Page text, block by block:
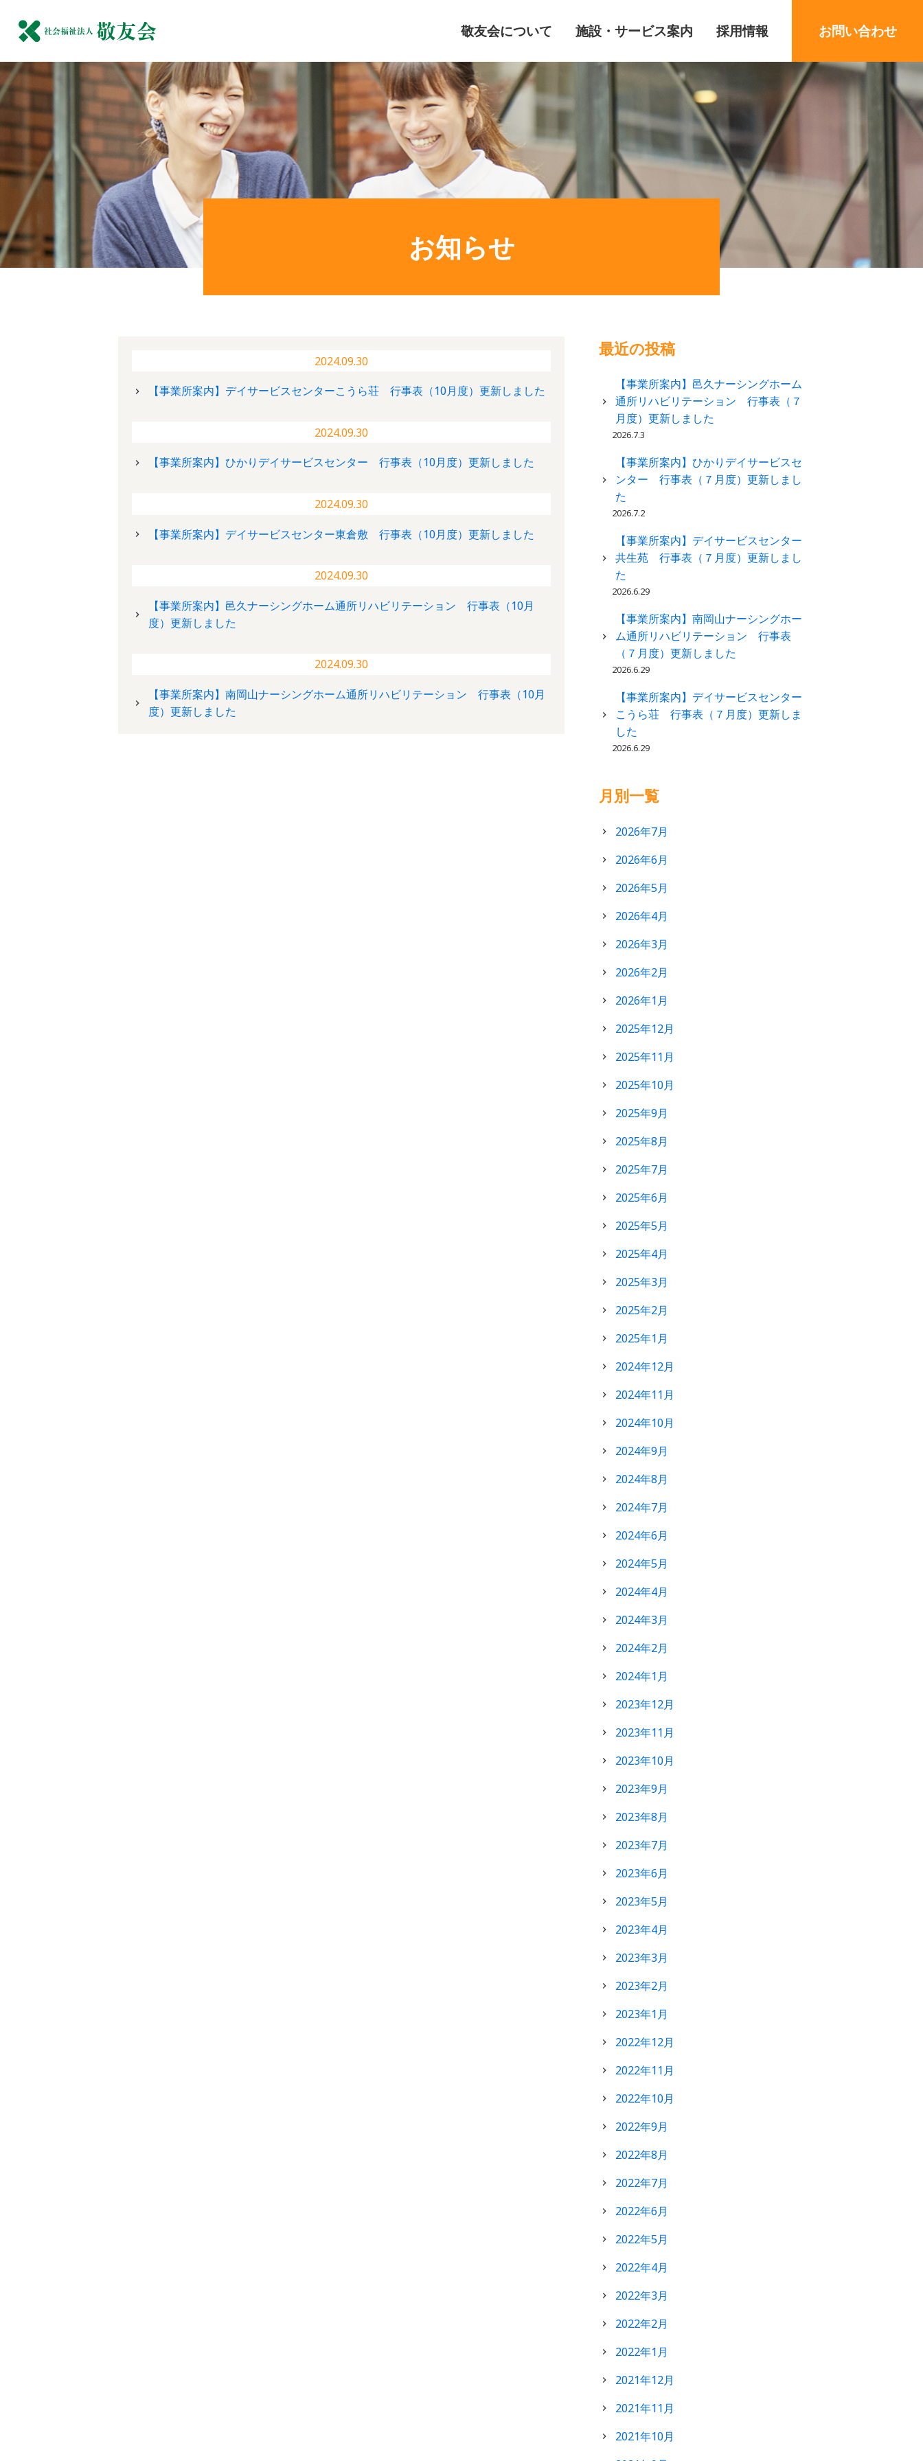
敬友会について 施設・サービス案内 採用情報 お問い合わせ
お知らせ
2024.09.30
【事業所案内】デイサービスセンターこうら荘 行事表（10月度）更新しました
2024.09.30
【事業所案内】ひかりデイサービスセンター 行事表（10月度）更新しました
2024.09.30
【事業所案内】デイサービスセンター東倉敷 行事表（10月度）更新しました
2024.09.30
【事業所案内】邑久ナーシングホーム通所リハビリテーション 行事表（10月
度）更新しました
2024.09.30
【事業所案内】南岡山ナーシングホーム通所リハビリテーション 行事表（10月
度）更新しました
最近の投稿
【事業所案内】邑久ナーシングホーム
通所リハビリテーション 行事表（７
月度）更新しました
2026.7.3
【事業所案内】ひかりデイサービスセ
ンター 行事表（７月度）更新しまし
た
2026.7.2
【事業所案内】デイサービスセンター
共生苑 行事表（７月度）更新しまし
た
2026.6.29
【事業所案内】南岡山ナーシングホー
ム通所リハビリテーション 行事表
（７月度）更新しました
2026.6.29
【事業所案内】デイサービスセンター
こうら荘 行事表（７月度）更新しま
した
2026.6.29
月別一覧
2026年7月
2026年6月
2026年5月
2026年4月
2026年3月
2026年2月
2026年1月
2025年12月
2025年11月
2025年10月
2025年9月
2025年8月
2025年7月
2025年6月
2025年5月
2025年4月
2025年3月
2025年2月
2025年1月
2024年12月
2024年11月
2024年10月
2024年9月
2024年8月
2024年7月
2024年6月
2024年5月
2024年4月
2024年3月
2024年2月
2024年1月
2023年12月
2023年11月
2023年10月
2023年9月
2023年8月
2023年7月
2023年6月
2023年5月
2023年4月
2023年3月
2023年2月
2023年1月
2022年12月
2022年11月
2022年10月
2022年9月
2022年8月
2022年7月
2022年6月
2022年5月
2022年4月
2022年3月
2022年2月
2022年1月
2021年12月
2021年11月
2021年10月